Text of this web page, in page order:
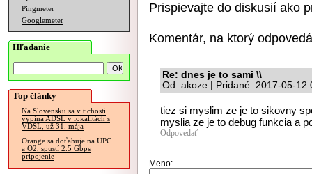
Pingmeter
Googlemeter
Hľadanie
Top články
Na Slovensku sa v tichosti
vypína ADSL v lokalitách s
VDSL, už 31. mája
Orange sa doťahuje na UPC
a O2, spustí 2.5 Gbps
pripojenie
Prispievajte do diskusií ako
Komentár, na ktorý
Re: dnes je to sami \\
Od: akoze | Pridané: 2017-05-12
tiez si myslim ze je to sikovny
myslia ze je to debug funkcia a
Odpovedať
Meno: